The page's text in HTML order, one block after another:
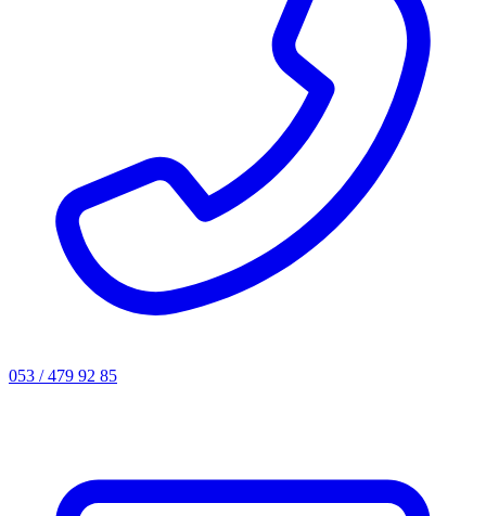
053 / 479 92 85